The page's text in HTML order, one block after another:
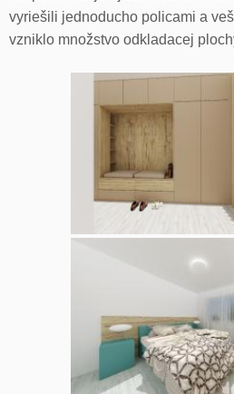
vyriešili jednoducho policami a
vzniklo množstvo odkladacej